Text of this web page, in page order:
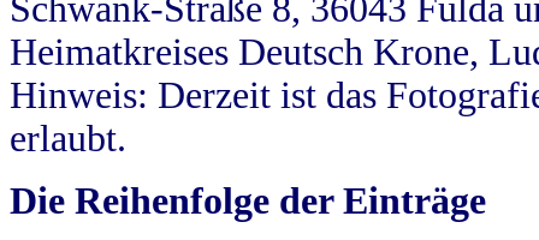
Schwank-Straße 8, 36043 Fulda
Heimatkreises Deutsch Krone,
Hinweis: Derzeit ist das
erlaubt.
Die Reihenfolge der Einträge